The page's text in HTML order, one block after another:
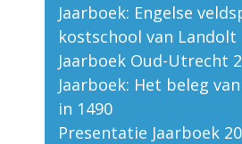
Jaarboek: Engelse
kostschool van Landolt
Jaarboek Oud-Utrecht
Jaarboek: Het beleg
in 1490
Presentatie Jaarboek